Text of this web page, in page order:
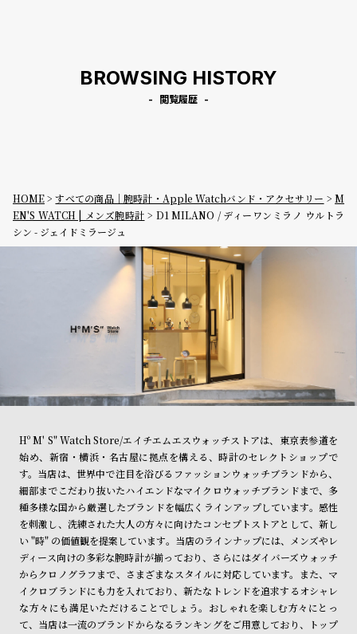
BROWSING HISTORY
閲覧履歴
HOME すべての商品｜腕時計・Apple Watchバンド・アクセサリー
M
EN'S WATCH | メンズ腕時計
D1 MILANO / ディーワンミラノ ウルトラ
シン - ジェイドミラージュ
Hº M' S" Watch Store/エイチエムエスウォッチストアは、東京表参道を
始め、新宿・横浜・名古屋に拠点を構える、時計のセレクトショップで
す。当店は、世界中で注目を浴びるファッションウォッチブランドから、
細部までこだわり抜いたハイエンドなマイクロウォッチブランドまで、多
種多様な国から厳選したブランドを幅広くラインアップしています。感性
を刺激し、洗練された大人の方々に向けたコンセプトストアとして、新し
い "時" の価値観を提案しています。当店のラインナップには、メンズやレ
ディース向けの多彩な腕時計が揃っており、さらにはダイバーズウォッチ
からクロノグラフまで、さまざまなスタイルに対応しています。また、マ
イクロブランドにも力を入れており、新たなトレンドを追求するオシャレ
な方々にも満足いただけることでしょう。おしゃれを楽しむ方々にとっ
て、当店は一流のブランドからなるランキングをご用意しており、トップ